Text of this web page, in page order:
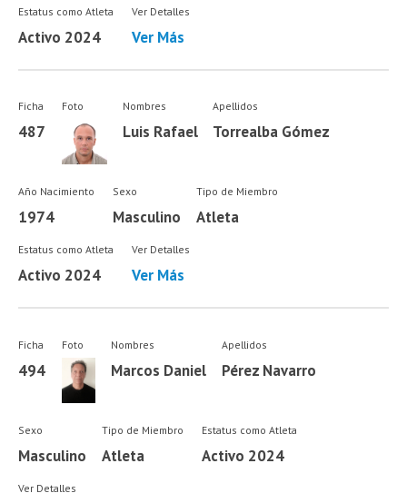
Estatus como Atleta
Activo 2024
Ver Detalles
Ver Más
Ficha
487
Foto Nombres
Luis Rafael
Apellidos
Torrealba Gómez
Año Nacimiento
1974
Sexo
Masculino
Tipo de Miembro
Atleta
Estatus como Atleta
Activo 2024
Ver Detalles
Ver Más
Ficha
494
Foto Nombres
Marcos Daniel
Apellidos
Pérez Navarro
Sexo
Masculino
Tipo de Miembro
Atleta
Estatus como Atleta
Activo 2024
Ver Detalles